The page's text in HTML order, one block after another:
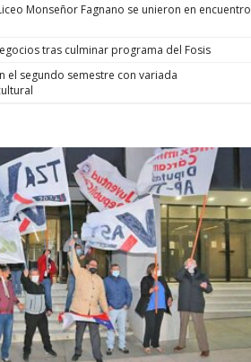
Monseñor Fagnano se unieron en encuentro
tras culminar programa del Fosis
el segundo semestre con variada